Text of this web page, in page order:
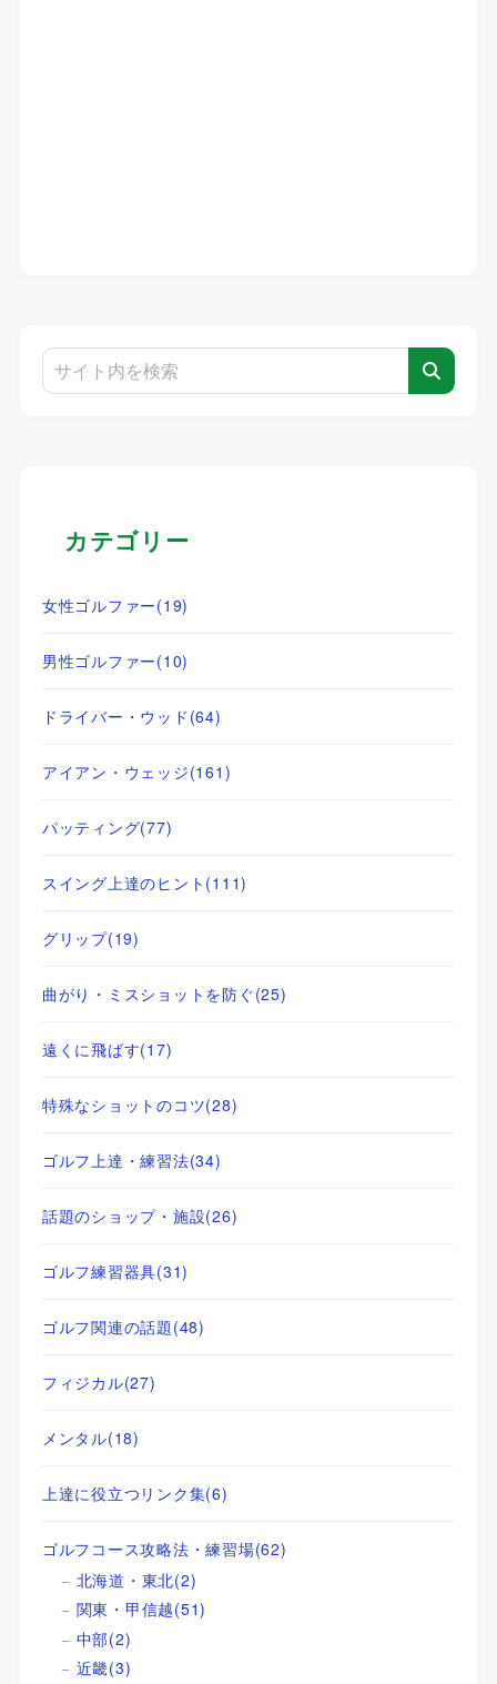
カテゴリー
女性ゴルファー(19)
男性ゴルファー(10)
ドライバー・ウッド (64)
アイアン・ウェッジ(161)
パッティング(77)
スイング上達のヒント (111)
グリップ(19)
曲がり・ミスショットを防ぐ(25)
遠くに飛ばす(17)
特殊なショットのコツ(28)
ゴルフ上達・練習法(34)
話題のショップ・施設(26)
ゴルフ練習器具(31)
ゴルフ関連の話題(48)
フィジカル(27)
メンタル(18)
上達に役立つリンク集(6)
ゴルフコース攻略法・練習場(62)
北海道・東北(2)
関東・甲信越(51)
中部(2)
近畿(3)